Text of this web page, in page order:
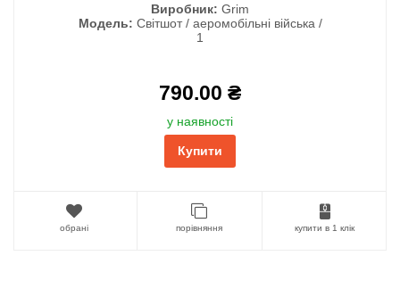
Виробник: Grim
Модель: Світшот / аеромобільні війська /
1
790.00 ₴
у наявності
Купити
обрані порівняння купити в 1 клік